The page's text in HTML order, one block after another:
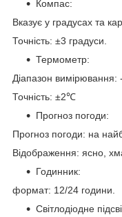
Компас:
Вказує у градусах та
Точність: ±3 градуси.
Термометр:
Діапазон
Точність: ±2℃
Прогноз погоди:
Прогноз погоди: на
Відображення: ясно,
Годинник:
формат: 12/24 години.
Світлодіодне